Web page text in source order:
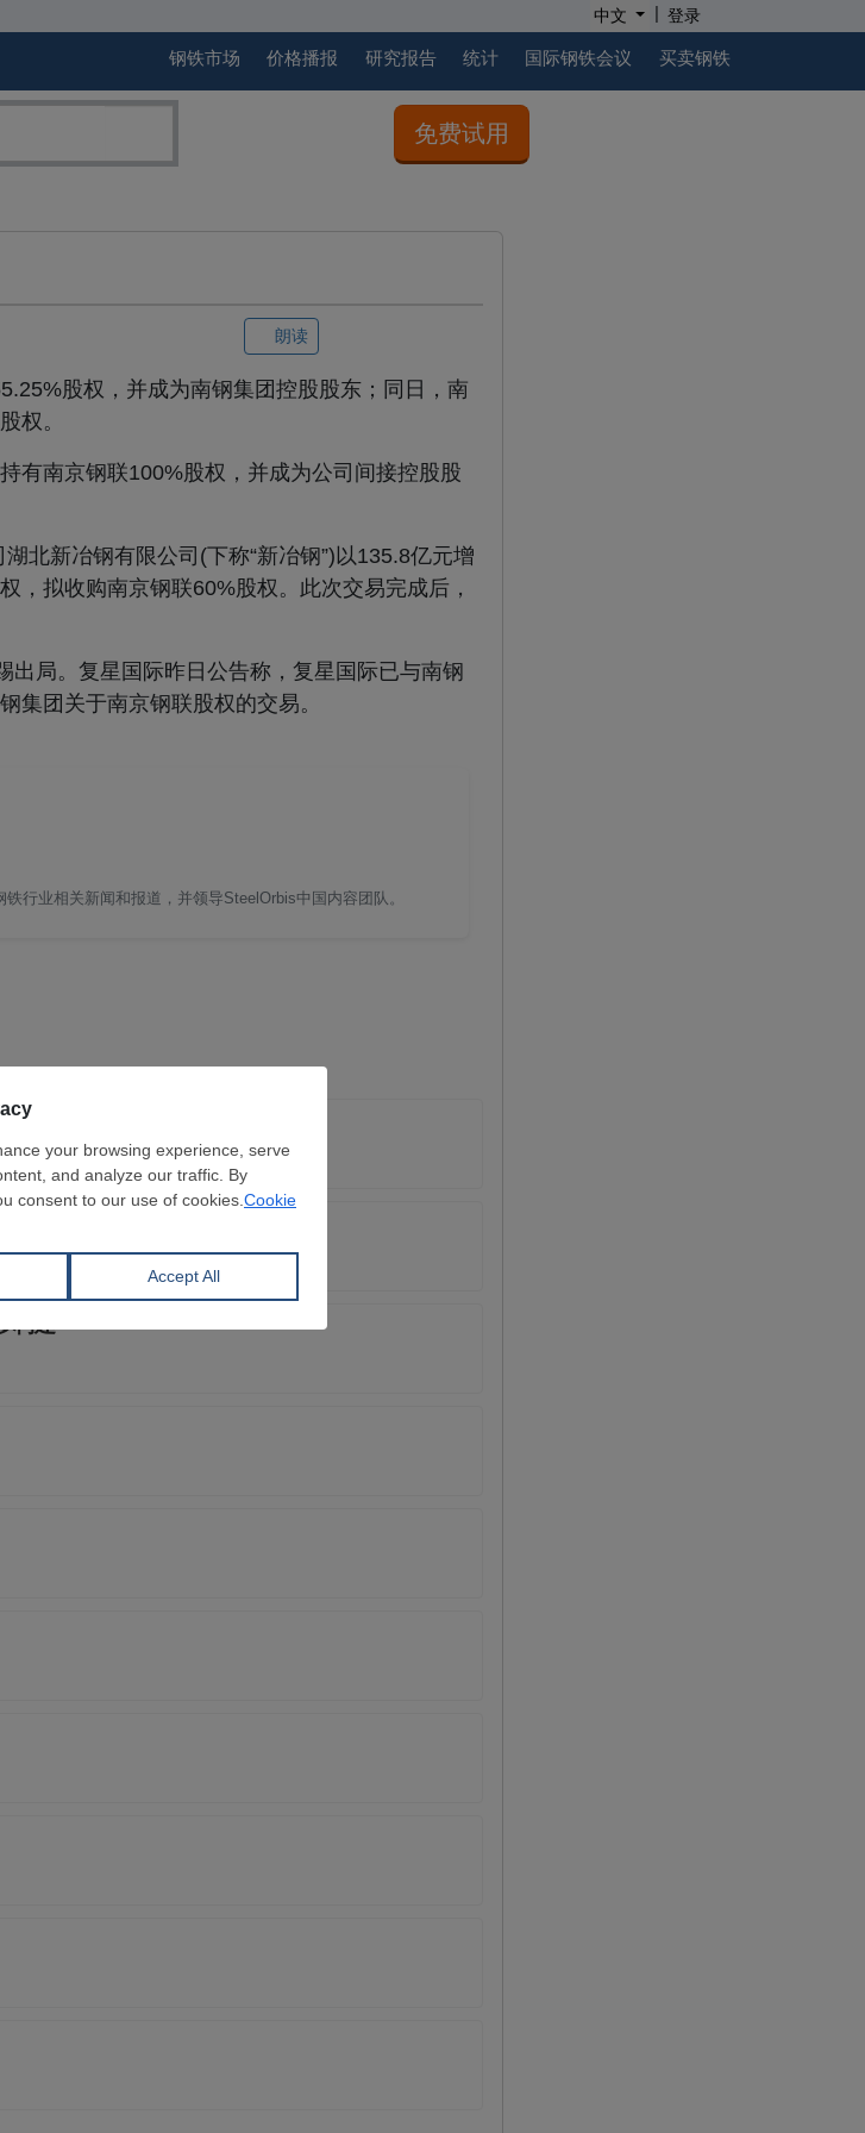
中文 | 登录
钢铁市场 价格播报 研究报告 统计 国际钢铁会议 买卖钢铁
免费试用
朗读
股权，并成为南钢集团控股股东；同日，南
权。
有南京钢联100%股权，并成为公司间接控股股
北新冶钢有限公司(下称“新冶钢”)以135.8亿元增
，拟收购南京钢联60%股权。此次交易完成后，
出局。复星国际昨日公告称，复星国际已与南钢
集团关于南京钢联股权的交易。
行业相关新闻和报道，并领导SteelOrbis中国内容团队。
构建